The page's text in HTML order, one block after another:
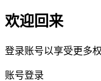
欢迎回来
登录账号以享受更多
账号登录